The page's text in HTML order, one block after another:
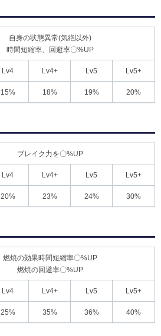
自身の状態異常(気絶以外)
時間短縮率、回避率〇%UP
Lv4 Lv4+ Lv5 Lv5+
15% 18% 19% 20%
ブレイク力を〇%UP
Lv4 Lv4+ Lv5 Lv5+
20% 23% 24% 30%
燃焼の効果時間短縮率〇%UP
燃焼の回避率〇%UP
Lv4 Lv4+ Lv5 Lv5+
25% 35% 36% 40%